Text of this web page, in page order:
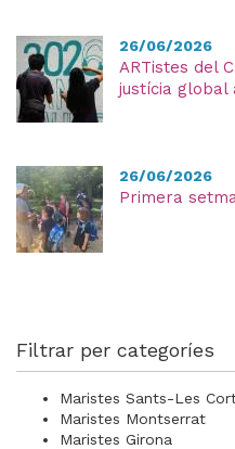
26/06/2026
ARTistes del
justícia global
26/06/2026
Primera
Filtrar per categoríes
Maristes Sants-Les
Maristes Montserrat
Maristes Girona